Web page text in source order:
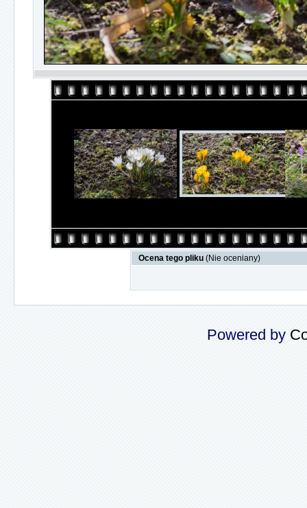
Ocena tego pliku (Nie oceniany)
Powered by